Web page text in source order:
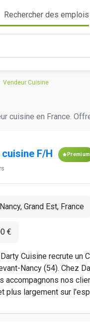
Rechercher des emplois
Vendeur Cuisine
cuisine en France.
F/H Premium
Grand Est, France
€
Cuisine recrute un
Nancy (54). Chez
accompagnons nos
plus largement sur